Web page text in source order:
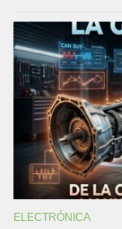
ELECTRÓNICA